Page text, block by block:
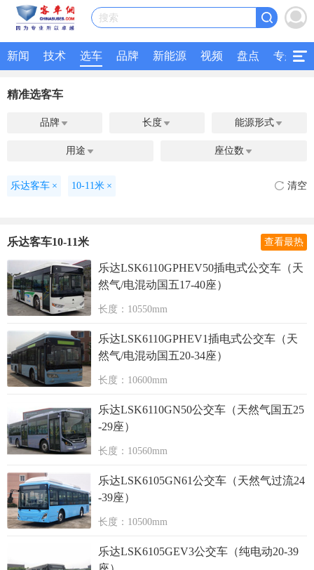
搜索
新闻 技术 选车 品牌 新能源 视频 盘点 专题
精准选客车
品牌  长度  能源形式 
用途  座位数 
乐达客车 × 10-11米 × 清空
乐达客车10-11米 查看最热
乐达LSK6110GPHEV50插电式公交车（天
然气/电混动国五17-40座）
长度：10550mm
乐达LSK6110GPHEV1插电式公交车（天
然气/电混动国五20-34座）
长度：10600mm
乐达LSK6110GN50公交车（天然气国五25
-29座）
长度：10560mm
乐达LSK6105GN61公交车（天然气过流24
-39座）
长度：10500mm
乐达LSK6105GEV3公交车（纯电动20-39